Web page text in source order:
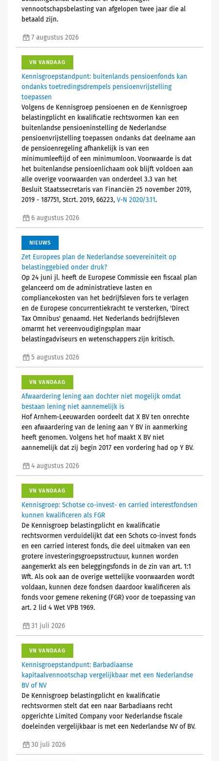
vennootschapsbelasting van afgelopen twee jaar die al
betaald zijn.
7 augustus 2026
VN VANDAAG
Kennisgroepstandpunt: buitenlands pensioenfonds kan
ondanks toetredingsdrempels pensioenvrijstelling
toepassen
Volgens de Kennisgroep pensioenen en de Kennisgroep
belastingplicht en kwalificatie rechtsvormen kan een
buitenlandse pensioeninstelling de Nederlandse
pensioenvrijstelling toepassen ondanks dat deelname aan
de pensioenregeling afhankelijk is van een
minimumleeftijd of een minimumloon. Voorwaarde is dat
het buitenlandse pensioenlichaam ook blijft voldoen aan
alle overige voorwaarden van onderdeel 3.3 van het
Besluit Staatssecretaris van Financiën 25 november 2019,
2019 - 187751, Stcrt. 2019, 66223, V-N 2020/3.11.
6 augustus 2026
NIEUWS
Zet Europees plan de Nederlandse soevereiniteit op
belastinggebied onder druk?
Op 24 juni jl. heeft de Europese Commissie een fiscaal plan
gelanceerd om de administratieve lasten en
compliancekosten van het bedrijfsleven fors te verlagen
en de Europese concurrentiekracht te versterken, 'Direct
Tax Omnibus' genaamd. Het Nederlands bedrijfsleven
omarmt het vereenvoudigingsplan maar
belastingadviseurs en wetenschappers zijn kritisch.
5 augustus 2026
VN VANDAAG
Afwaardering lening aan dochter niet mogelijk omdat
bestaan lening niet aannemelijk is
Hof Arnhem-Leeuwarden oordeelt dat X BV ten onrechte
een afwaardering van de lening aan Y BV in aanmerking
heeft genomen. Volgens het hof maakt X BV niet
aannemelijk dat zij begin 2017 een vordering had op Y BV.
4 augustus 2026
VN VANDAAG
Kennisgroep: Schotse co-invest- en carried interestfondsen
kunnen kwalificeren als FGR
De Kennisgroep belastingplicht en kwalificatie
rechtsvormen verduidelijkt dat een Schots co-invest fonds
en een carried interest fonds, die deel uitmaken van een
grotere investeringsgroepsstructuur, kunnen worden
aangemerkt als een beleggingsfonds in de zin van art. 1:1
Wft. Als ook aan de overige wettelijke voorwaarden wordt
voldaan, kunnen deze fondsen daardoor kwalificeren als
fonds voor gemene rekening (FGR) voor de toepassing van
art. 2 lid 4 Wet VPB 1969.
31 juli 2026
VN VANDAAG
Kennisgroepstandpunt: Barbadiaanse
kapitaalvennootschap vergelijkbaar met een Nederlandse
BV of NV
De Kennisgroep belastingplicht en kwalificatie
rechtsvormen stelt dat een naar Barbadiaans recht
opgerichte Limited Company voor Nederlandse fiscale
doeleinden vergelijkbaar is met een Nederlandse NV of BV.
30 juli 2026